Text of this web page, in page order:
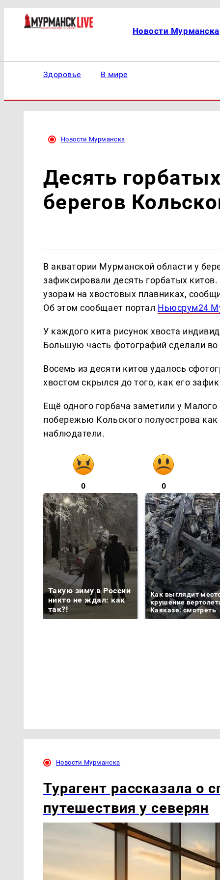
Новости Мурманска
Здоровье В мире
Новости Мурманска
Десять
берегов
В акватории Мурманской области у
зафиксировали десять горбатых
узорам на хвостовых плавниках,
Об этом сообщает портал Ньюсрум24
У каждого кита рисунок хвоста
Большую часть фотографий сделали
Восемь из десяти китов удалось
хвостом скрылся до того, как его
Ещё одного горбача заметили у
побережью Кольского полуострова
наблюдатели.
0 0
Такую зиму в России
никто не ждал: как
так?!
Как выглядит
крушение
Кавказе: смотреть
Новости Мурманска
Турагент рассказала о
путешествия у северян